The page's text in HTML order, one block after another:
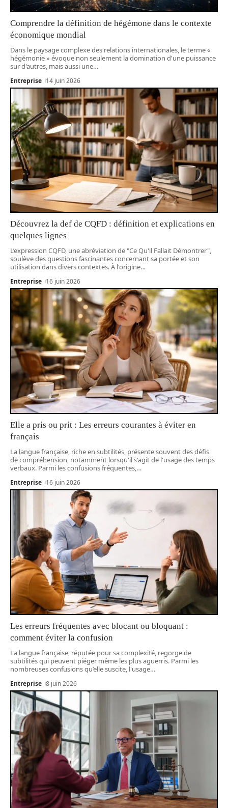
Comprendre la définition de hégémone dans le contexte
économique mondial
Dans le paysage complexe des relations internationales, le terme «
hégémonie » évoque non seulement la domination d'une puissance
sur d'autres, mais aussi une…
Entreprise 14 juin 2026
Découvrez la def de CQFD : définition et explications en
quelques lignes
L’expression CQFD, une abréviation de "Ce Qu'il Fallait Démontrer",
soulève des questions fascinantes concernant sa portée et son
utilisation dans divers contextes. À l'origine…
Entreprise 16 juin 2026
Elle a pris ou prit : Les erreurs courantes à éviter en
français
La langue française, riche en subtilités, présente souvent des défis
de compréhension, notamment lorsqu'il s'agit de l'usage des temps
verbaux. Parmi les confusions fréquentes,…
Entreprise 16 juin 2026
Les erreurs fréquentes avec blocant ou bloquant :
comment éviter la confusion
La langue française, réputée pour sa complexité, regorge de
subtilités qui peuvent piéger même les plus aguerris. Parmi les
nombreuses confusions qu’elle suscite, l'usage…
Entreprise 8 juin 2026